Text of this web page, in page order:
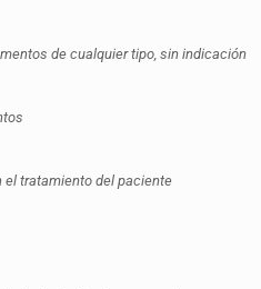
de cualquier tipo, sin indicación
el tratamiento del paciente